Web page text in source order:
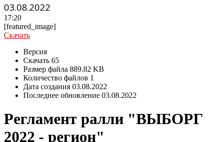
03.08.2022
17:20
[featured_image]
Скачать
Версия
Скачать 65
Размер файла 889.82 KB
Количество файлов 1
Дата создания 03.08.2022
Последнее обновление 03.08.2022
Регламент ралли "ВЫБОРГ
2022 - регион"